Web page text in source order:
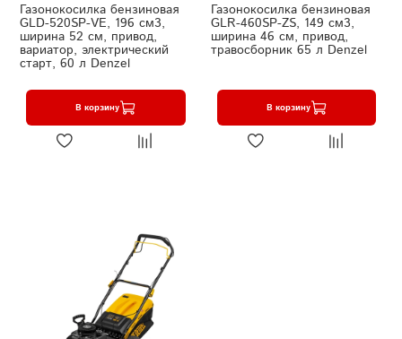
Газонокосилка бензиновая
GLD-520SP-VE, 196 см3,
ширина 52 см, привод,
вариатор, электрический
старт, 60 л Denzel
В корзину
Газонокосилка бензиновая
GLR-460SP-ZS, 149 см3,
ширина 46 см, привод,
травосборник 65 л Denzel
В корзину